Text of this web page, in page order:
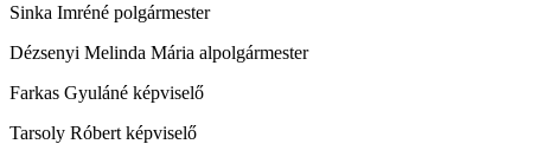
Sinka Imréné polgármester
Dézsenyi Melinda Mária alpolgármester
Farkas Gyuláné képviselő
Tarsoly Róbert képviselő